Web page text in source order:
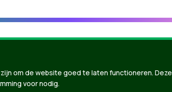
om de website goed te laten functioneren. Deze
voor nodig.